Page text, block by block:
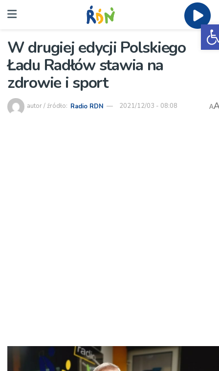
W drugiej edycji Polskiego
Ładu Radłów stawia na
zdrowie i sport
autor / źródło: Radio RDN 2021/12/03 - 08:08 A